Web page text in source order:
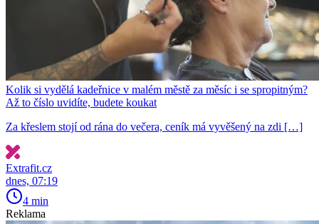
Kolik si vydělá kadeřnice v malém městě za měsíc i se spropitným?
Až to číslo uvidíte, budete koukat
Za křeslem stojí od rána do večera, ceník má vyvěšený na zdi […]
Extrafit.cz
dnes, 07:19
4 min
Reklama